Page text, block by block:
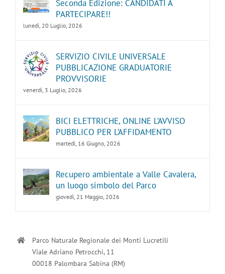
Seconda Edizione: CANDIDATI A
PARTECIPARE!!
lunedì, 20 Luglio, 2026
SERVIZIO CIVILE UNIVERSALE
PUBBLICAZIONE GRADUATORIE
PROVVISORIE
venerdì, 3 Luglio, 2026
BICI ELETTRICHE, ONLINE L’AVVISO
PUBBLICO PER L’AFFIDAMENTO
martedì, 16 Giugno, 2026
Recupero ambientale a Valle Cavalera,
un luogo simbolo del Parco
giovedì, 21 Maggio, 2026
Parco Naturale Regionale dei Monti Lucretili
Viale Adriano Petrocchi, 11
00018 Palombara Sabina (RM)